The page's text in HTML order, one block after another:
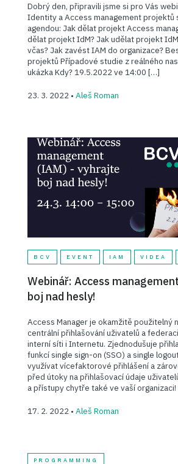
Dobrý den, připravili jsme si pro Vás
Identity a Access management projektů
agendou: Jak dělat projekt Access
dělat projekt IdM? Jak udělat projekt
včas? Jak zavést IAM do organizace?
projektů Případové studie z reálného
ukázka Kdy? 19.5.2022 ve 14:00 […]
23. 3. 2022 • Aleš Roman
BCV EVENT IAM VIDEA
Webinář: Access
boj nad hesly!
Access Manager je okamžitě použitelný
centrální přihlašování uživatelů a
interní síti i Internetu. Zjednodušuje
funkcí single sign-on (SSO) a single
využívat vícefaktorové přihlášení a
před útoky na přihlašovací údaje
a přístupy chytře také ve vaší
17. 2. 2022 • Aleš Roman
PROGRAMMING